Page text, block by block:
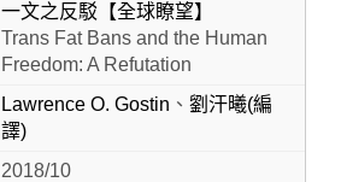
一文之反駁【全球瞭望】
Trans Fat Bans and the Human
Freedom: A Refutation
Lawrence O. Gostin 、 劉汗曦(編
譯)
2018/10